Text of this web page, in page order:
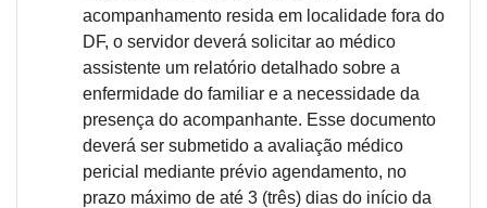
acompanhamento resida em localidade fora do
DF, o servidor deverá solicitar ao médico
assistente um relatório detalhado sobre a
enfermidade do familiar e a necessidade da
presença do acompanhante. Esse documento
deverá ser submetido a avaliação médico
pericial mediante prévio agendamento, no
prazo máximo de até 3 (três) dias do início da